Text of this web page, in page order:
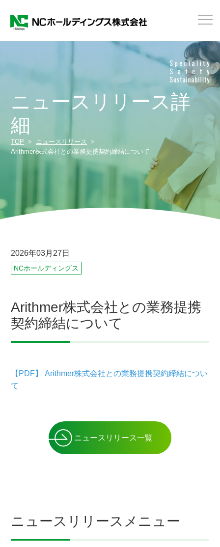
ニュースリリース詳
細
TOP
ニュースリリース
Arithmer株式会社との業務提携契約締結について
2026年03月27日
NCホールディングス
Arithmer株式会社との業務提携
契約締結について
【PDF】 Arithmer株式会社との業務提携契約締結につい
て
ニュースリリース一覧
ニュースリリースメニュー